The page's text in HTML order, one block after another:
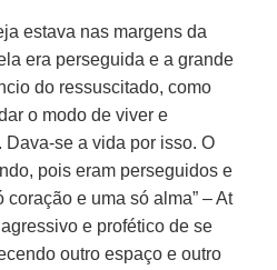
estava nas margens da
era perseguida e a grande
do ressuscitado, como
o modo de viver e
se a vida por isso. O
pois eram perseguidos e
coração e uma só alma” – At
e profético de se
outro espaço e outro